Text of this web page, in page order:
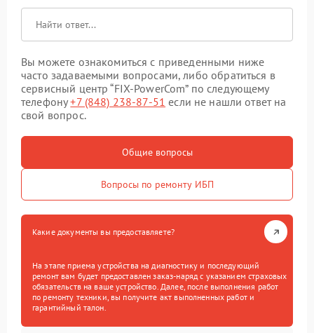
Вы можете ознакомиться с приведенными ниже
часто задаваемыми вопросами, либо обратиться в
сервисный центр “FIX-PowerCom” по следующему
телефону+7 (848) 238-87-51 если не нашли ответ на
свой вопрос.
Общие вопросы
Вопросы по ремонту ИБП
Какие документы вы предоставляете?
На этапе приема устройства на диагностику и последующий
ремонт вам будет предоставлен заказ-наряд с указанием страховых
обязательств на ваше устройство. Далее, после выполнения работ
по ремонту техники, вы получите акт выполненных работ и
гарантийный талон.